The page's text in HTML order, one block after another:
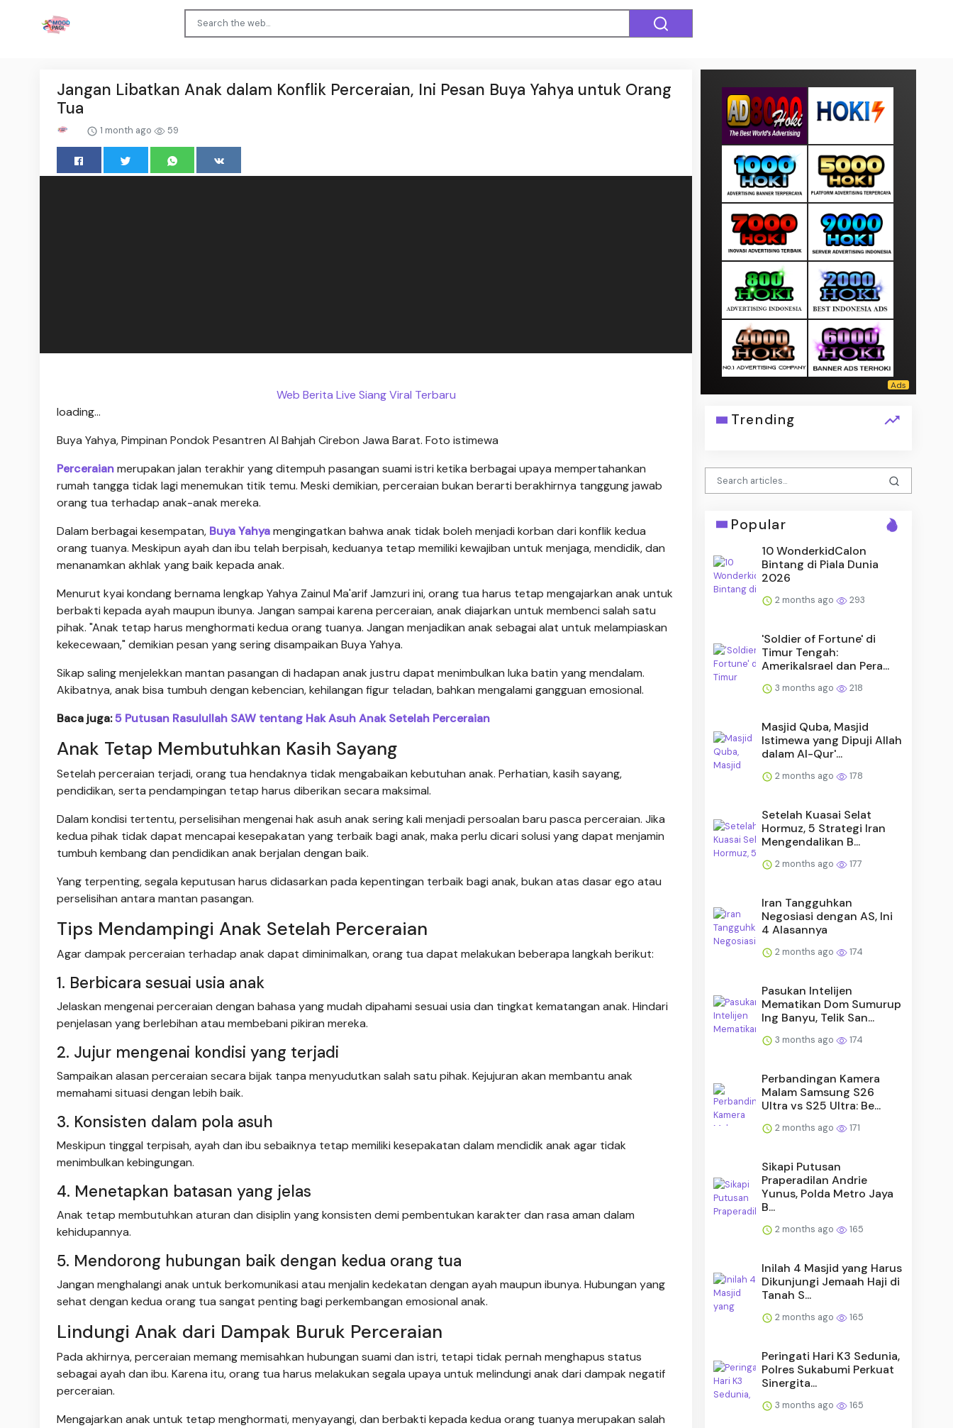
Jangan Libatkan Anak dalam Konflik Perceraian, Ini Pesan Buya Yahya untuk Orang
Tua
1 month ago 59
Web Berita Live Siang Viral Terbaru
loading...
Buya Yahya, Pimpinan Pondok Pesantren Al Bahjah Cirebon Jawa Barat. Foto istimewa
Perceraianmerupakan jalan terakhir yang ditempuh pasangan suami istri ketika berbagai upaya mempertahankan
rumah tangga tidak lagi menemukan titik temu. Meski demikian, perceraian bukan berarti berakhirnya tanggung jawab
orang tua terhadap anak-anak mereka.
Dalam berbagai kesempatan, Buya Yahyamengingatkan bahwa anak tidak boleh menjadi korban dari konflik kedua
orang tuanya. Meskipun ayah dan ibu telah berpisah, keduanya tetap memiliki kewajiban untuk menjaga, mendidik, dan
menanamkan akhlak yang baik kepada anak.
Menurut kyai kondang bernama lengkap Yahya Zainul Ma'arif Jamzuri ini, orang tua harus tetap mengajarkan anak untuk
berbakti kepada ayah maupun ibunya. Jangan sampai karena perceraian, anak diajarkan untuk membenci salah satu
pihak. "Anak tetap harus menghormati kedua orang tuanya. Jangan menjadikan anak sebagai alat untuk melampiaskan
kekecewaan," demikian pesan yang sering disampaikan Buya Yahya.
Sikap saling menjelekkan mantan pasangan di hadapan anak justru dapat menimbulkan luka batin yang mendalam.
Akibatnya, anak bisa tumbuh dengan kebencian, kehilangan figur teladan, bahkan mengalami gangguan emosional.
Baca juga:5 Putusan Rasulullah SAW tentang Hak Asuh Anak Setelah Perceraian
Anak Tetap Membutuhkan Kasih Sayang
Setelah perceraian terjadi, orang tua hendaknya tidak mengabaikan kebutuhan anak. Perhatian, kasih sayang,
pendidikan, serta pendampingan tetap harus diberikan secara maksimal.
Dalam kondisi tertentu, perselisihan mengenai hak asuh anak sering kali menjadi persoalan baru pasca perceraian. Jika
kedua pihak tidak dapat mencapai kesepakatan yang terbaik bagi anak, maka perlu dicari solusi yang dapat menjamin
tumbuh kembang dan pendidikan anak berjalan dengan baik.
Yang terpenting, segala keputusan harus didasarkan pada kepentingan terbaik bagi anak, bukan atas dasar ego atau
perselisihan antara mantan pasangan.
Tips Mendampingi Anak Setelah Perceraian
Agar dampak perceraian terhadap anak dapat diminimalkan, orang tua dapat melakukan beberapa langkah berikut:
1. Berbicara sesuai usia anak
Jelaskan mengenai perceraian dengan bahasa yang mudah dipahami sesuai usia dan tingkat kematangan anak. Hindari
penjelasan yang berlebihan atau membebani pikiran mereka.
2. Jujur mengenai kondisi yang terjadi
Sampaikan alasan perceraian secara bijak tanpa menyudutkan salah satu pihak. Kejujuran akan membantu anak
memahami situasi dengan lebih baik.
3. Konsisten dalam pola asuh
Meskipun tinggal terpisah, ayah dan ibu sebaiknya tetap memiliki kesepakatan dalam mendidik anak agar tidak
menimbulkan kebingungan.
4. Menetapkan batasan yang jelas
Anak tetap membutuhkan aturan dan disiplin yang konsisten demi pembentukan karakter dan rasa aman dalam
kehidupannya.
5. Mendorong hubungan baik dengan kedua orang tua
Jangan menghalangi anak untuk berkomunikasi atau menjalin kedekatan dengan ayah maupun ibunya. Hubungan yang
sehat dengan kedua orang tua sangat penting bagi perkembangan emosional anak.
Lindungi Anak dari Dampak Buruk Perceraian
Pada akhirnya, perceraian memang memisahkan hubungan suami dan istri, tetapi tidak pernah menghapus status
sebagai ayah dan ibu. Karena itu, orang tua harus melakukan segala upaya untuk melindungi anak dari dampak negatif
perceraian.
Mengajarkan anak untuk tetap menghormati, menyayangi, dan berbakti kepada kedua orang tuanya merupakan salah
Trending
Popular
10 WonderkidCalon
Bintang di Piala Dunia
2026
2 months ago 293
'Soldier of Fortune' di
Timur Tengah:
AmerikaIsrael dan Pera...
3 months ago 218
Masjid Quba, Masjid
Istimewa yang Dipuji Allah
dalam Al-Qur'...
2 months ago 178
Setelah Kuasai Selat
Hormuz, 5 Strategi Iran
Mengendalikan B...
2 months ago 177
Iran Tangguhkan
Negosiasi dengan AS, Ini
4 Alasannya
2 months ago 174
Pasukan Intelijen
Mematikan Dom Sumurup
Ing Banyu, Telik San...
3 months ago 174
Perbandingan Kamera
Malam Samsung S26
Ultra vs S25 Ultra: Be...
2 months ago 171
Sikapi Putusan
Praperadilan Andrie
Yunus, Polda Metro Jaya
B...
2 months ago 165
Inilah 4 Masjid yang Harus
Dikunjungi Jemaah Haji di
Tanah S...
2 months ago 165
Peringati Hari K3 Sedunia,
Polres Sukabumi Perkuat
Sinergita...
3 months ago 165